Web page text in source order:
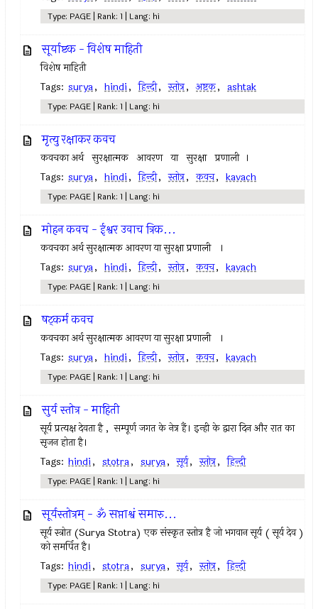
Type: PAGE | Rank: 1 | Lang: hi
सूर्याष्टक - विशेष माहिती
विशेष माहिती
Tags: surya, hindi, हिन्दी, स्तोत्र, अष्टक, ashtak
Type: PAGE | Rank: 1 | Lang: hi
मृत्यु रक्षाकर कवच
कवचका अर्थ सुरक्षात्मक आवरण या सुरक्षा प्रणाली ।
Tags: surya, hindi, हिन्दी, स्तोत्र, कवच, kavach
Type: PAGE | Rank: 1 | Lang: hi
मोहन कवच - ईश्वर उवाच त्रिक...
कवचका अर्थ सुरक्षात्मक आवरण या सुरक्षा प्रणाली ।
Tags: surya, hindi, हिन्दी, स्तोत्र, कवच, kavach
Type: PAGE | Rank: 1 | Lang: hi
षट्कर्म कवच
कवचका अर्थ सुरक्षात्मक आवरण या सुरक्षा प्रणाली ।
Tags: surya, hindi, हिन्दी, स्तोत्र, कवच, kavach
Type: PAGE | Rank: 1 | Lang: hi
सुर्य स्तोत्र - माहिती
सूर्य प्रत्यक्ष देवता है , सम्पूर्ण जगत के नेत्र हैं। इन्ही के द्वारा दिन और रात का
सृजन होता है।
Tags: hindi, stotra, surya, सूर्य, स्तोत्र, हिन्दी
Type: PAGE | Rank: 1 | Lang: hi
सूर्यस्तोत्रम् - ॐ सप्ताश्वं समारु...
सूर्य स्त्रोत (Surya Stotra) एक संस्कृत स्तोत्र है जो भगवान सूर्य ( सूर्य देव )
को समर्पित है।
Tags: hindi, stotra, surya, सूर्य, स्तोत्र, हिन्दी
Type: PAGE | Rank: 1 | Lang: hi